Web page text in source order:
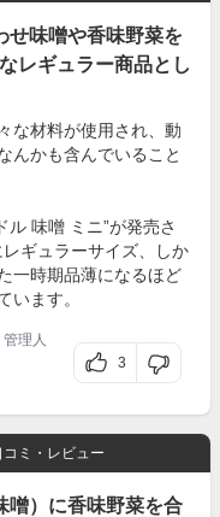
せ味噌や香味野菜を
レギュラー商品とし
な材料が使用され、動
んかも含んでいること
味噌 ミニ”が発売さ
ギュラーサイズ、しか
一時期品薄になるほど
います。
理人
3
コミ・レビュー
噌）に香味野菜を合